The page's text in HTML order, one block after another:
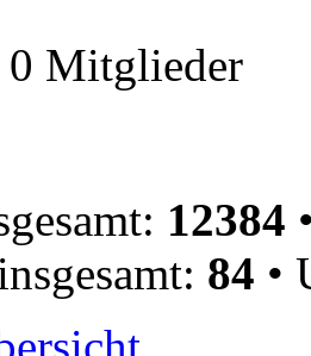
Mitglieder
12384
84 •